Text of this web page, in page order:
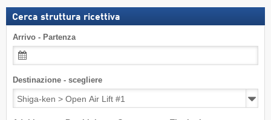
Cerca struttura ricettiva
Arrivo - Partenza
Destinazione - scegliere